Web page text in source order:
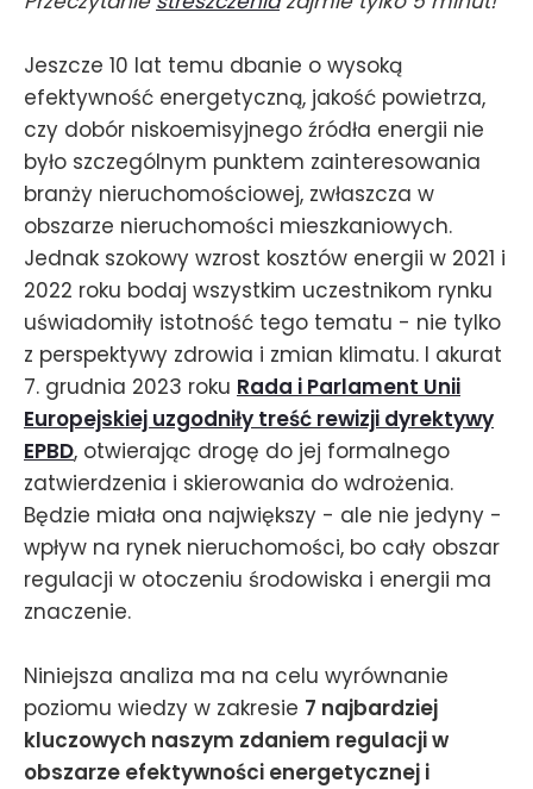
Jeszcze 10 lat temu dbanie o wysoką
efektywność energetyczną, jakość powietrza,
czy dobór niskoemisyjnego źródła energii nie
było szczególnym punktem zainteresowania
branży nieruchomościowej, zwłaszcza w
obszarze nieruchomości mieszkaniowych.
Jednak szokowy wzrost kosztów energii w 2021 i
2022 roku bodaj wszystkim uczestnikom rynku
uświadomiły istotność tego tematu - nie tylko
z perspektywy zdrowia i zmian klimatu. I akurat
7. grudnia 2023 roku Rada i Parlament Unii
Europejskiej uzgodniły treść rewizji dyrektywy
EPBD, otwierając drogę do jej formalnego
zatwierdzenia i skierowania do wdrożenia.
Będzie miała ona największy - ale nie jedyny -
wpływ na rynek nieruchomości, bo cały obszar
regulacji w otoczeniu środowiska i energii ma
znaczenie.
Niniejsza analiza ma na celu wyrównanie
poziomu wiedzy w zakresie 7 najbardziej
kluczowych naszym zdaniem regulacji w
obszarze efektywności energetycznej i